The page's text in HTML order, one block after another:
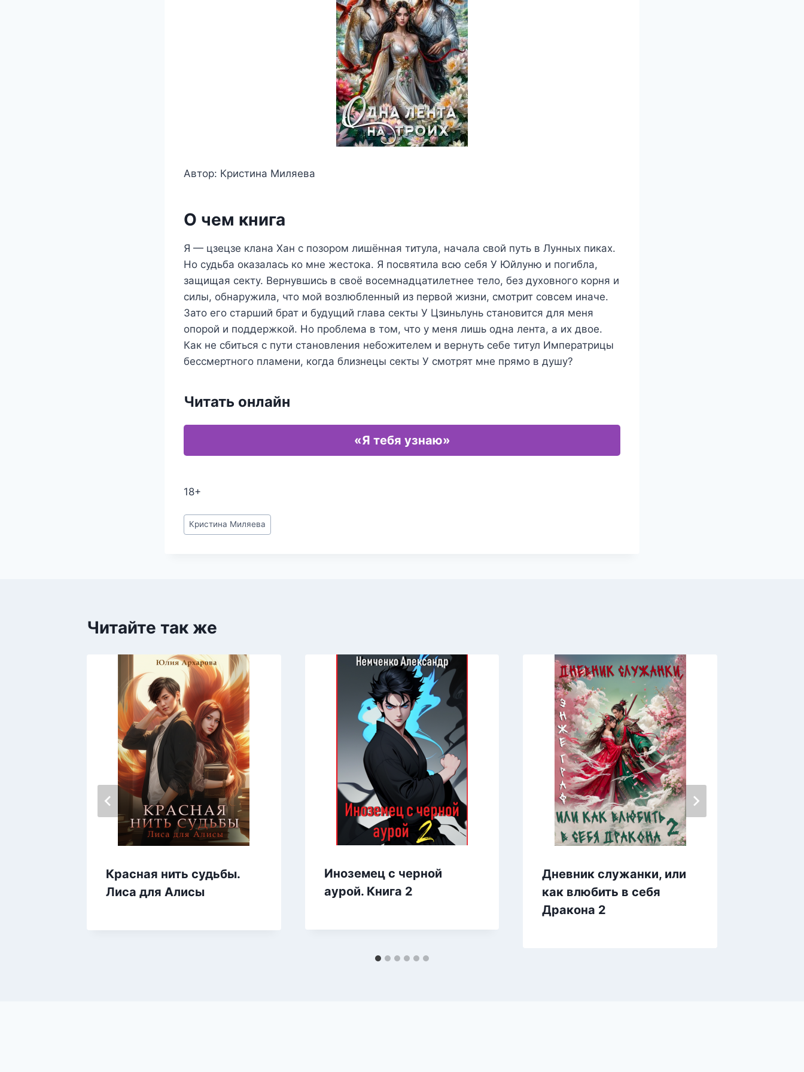
Автор: Кристина Миляева
О чем книга
Я — цзецзе клана Хан с позором лишённая титула, начала свой путь в Лунных пиках.
Но судьба оказалась ко мне жестока. Я посвятила всю себя У Юйлуню и погибла,
защищая секту. Вернувшись в своё восемнадцатилетнее тело, без духовного корня и
силы, обнаружила, что мой возлюбленный из первой жизни, смотрит совсем иначе.
Зато его старший брат и будущий глава секты У Цзиньлунь становится для меня
опорой и поддержкой. Но проблема в том, что у меня лишь одна лента, а их двое.
Как не сбиться с пути становления небожителем и вернуть себе титул Императрицы
бессмертного пламени, когда близнецы секты У смотрят мне прямо в душу?
Читать онлайн
«Я тебя узнаю»
18+
Метки
записи:
Кристина Миляева
Читайте так же
Красная нить судьбы.
Лиса для Алисы
Иноземец с черной
аурой. Книга 2
Дневник служанки, или
как влюбить в себя
Дракона 2